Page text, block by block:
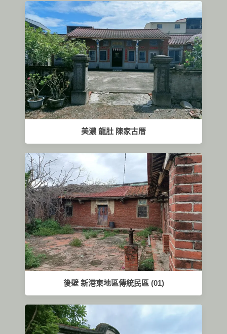
美濃 龍肚 陳家古厝
後壁 新港東地區傳統民區 (01)